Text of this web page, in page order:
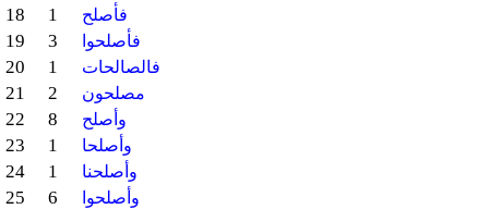
18 1 فأصلح
19 3 فأصلحوا
20 1 فالصالحات
21 2 مصلحون
22 8 وأصلح
23 1 وأصلحا
24 1 وأصلحنا
25 6 وأصلحوا